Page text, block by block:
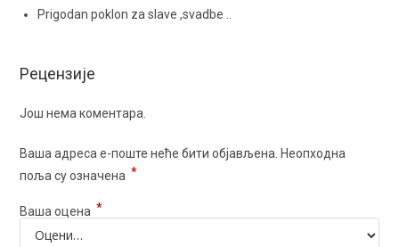
Prigodan poklon za slave ,svadbe ..
Рецензије
Још нема коментара.
Ваша адреса е-поште неће бити објављена. Неопходна
поља су означена *
Ваша оцена *